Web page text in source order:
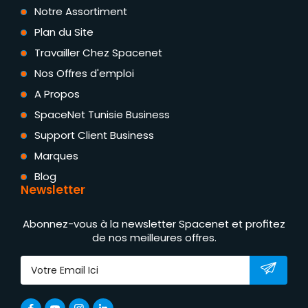
Notre Assortiment
Plan du Site
Travailler Chez Spacenet
Nos Offres d'emploi
A Propos
SpaceNet Tunisie Business
Support Client Business
Marques
Blog
Newsletter
Abonnez-vous à la newsletter Spacenet et profitez
de nos meilleures offres.